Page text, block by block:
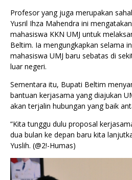
Profesor yang juga merupakan
Yusril Ihza Mahendra ini
mahasiswa KKN UMJ untuk
Beltim. Ia mengungkapkan selama
mahasiswa UMJ baru sebatas di
luar negeri.
Sementara itu, Bupati Beltim
bantuan kerjasama yang diajukan
akan terjalin hubungan yang baik
“Kita tunggu dulu proposal
dua bulan ke depan baru kita
Yuslih. (@2!-Humas)